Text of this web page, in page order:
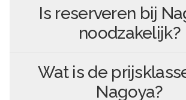
Is reserveren bij
noodzakelijk?
Wat is de
Nagoya?